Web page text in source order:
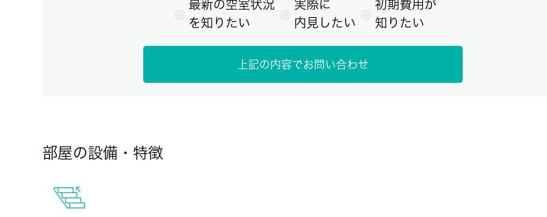
最新の空室状況
を知りたい
実際に
内見したい
初期費用が
知りたい
上記の内容でお問い合わせ
部屋の設備・特徴